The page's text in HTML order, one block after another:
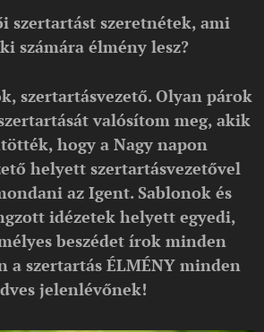
szertartást szeretnétek, ami
számára élmény lesz?
szertartásvezető. Olyan párok
valósítom meg, akik
hogy a Nagy napon
helyett szertartásvezetővel
az Igent. Sablonok és
idézetek helyett egyedi,
beszédet írok minden
a szertartás ÉLMÉNY minden
jelenlévőnek!